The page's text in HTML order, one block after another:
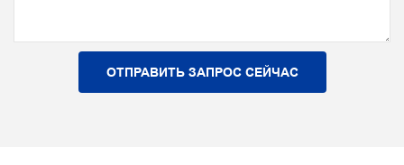
ОТПРАВИТЬ ЗАПРОС СЕЙЧАС